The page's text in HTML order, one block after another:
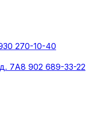
270-10-40
7А8 902 689-33-22